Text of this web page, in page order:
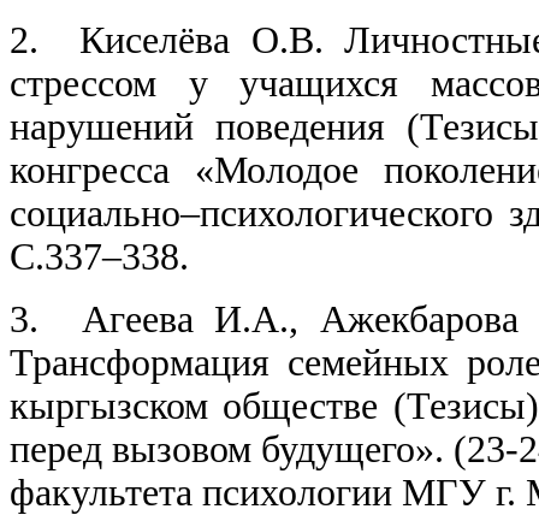
2. Киселёва О.В.
стрессом у учащихся
нарушений поведения
конгресса «Молодое
социально–психологического
С.337–338.
3. Агеева И.А.,
Трансформация семейных
кыргызском обществе
перед вызовом будущего».
факультета психологии МГУ г.